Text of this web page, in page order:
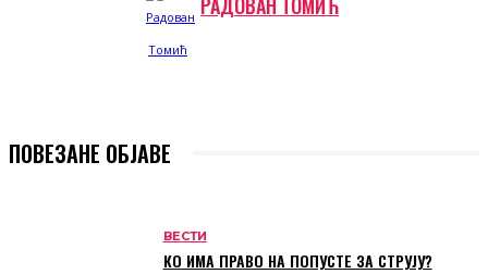
ПОВЕЗАНЕ ОБЈАВЕ
ВЕСТИ
КО ИМА ПРАВО НА ПОПУСТЕ ЗА СТРУЈУ?